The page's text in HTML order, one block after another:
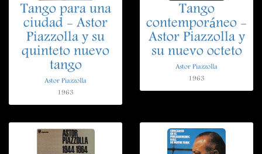
Tango para una
ciudad - Astor
Piazzolla y su
quinteto nuevo
tango
Astor Piazzolla
1963
Tango
contemporáneo -
Astor Piazzolla y
su nuevo octeto
Astor Piazzolla
1963